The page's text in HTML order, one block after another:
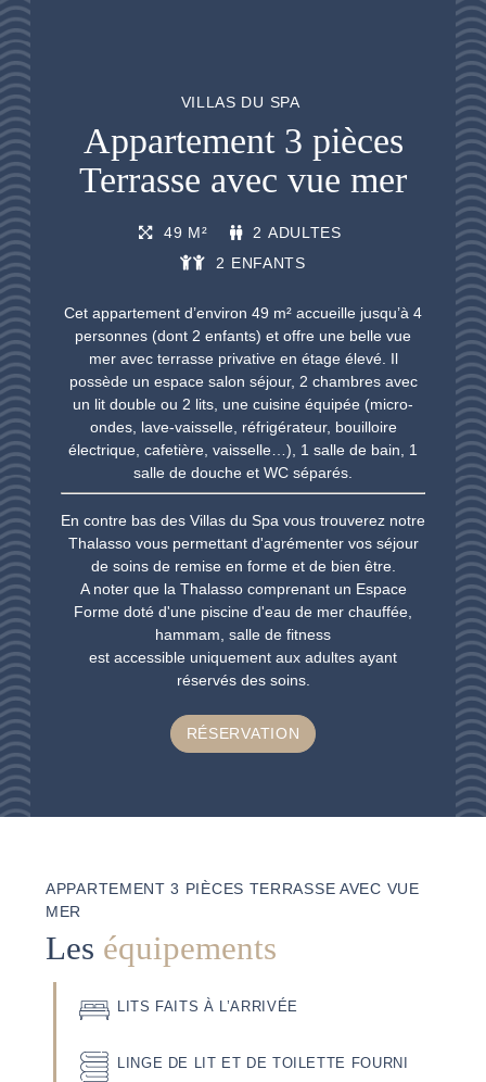
VILLAS DU SPA
Appartement 3 pièces
Terrasse avec vue mer
49 M²
2 ADULTES
2 ENFANTS
Cet appartement d’environ 49 m² accueille jusqu’à 4
personnes (dont 2 enfants) et offre une belle vue
mer avec terrasse privative en étage élevé. Il
possède un espace salon séjour, 2 chambres avec
un lit double ou 2 lits, une cuisine équipée (micro-
ondes, lave-vaisselle, réfrigérateur, bouilloire
électrique, cafetière, vaisselle…), 1 salle de bain, 1
salle de douche et WC séparés.
En contre bas des Villas du Spa vous trouverez notre
Thalasso vous permettant d'agrémenter vos séjour
de soins de remise en forme et de bien être.
A noter que la Thalasso comprenant un Espace
Forme doté d'une piscine d'eau de mer chauffée,
hammam, salle de fitness
est accessible uniquement aux adultes ayant
réservés des soins.
RÉSERVATION
APPARTEMENT 3 PIÈCES TERRASSE AVEC VUE
MER
Les équipements
LITS FAITS À L’ARRIVÉE
LINGE DE LIT ET DE TOILETTE FOURNI